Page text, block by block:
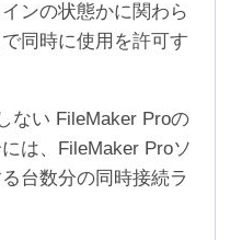
ンの状態かに関わら
同時に使用を許可す
ない FileMaker Proの
は、FileMaker Proソ
台数分の同時接続ラ